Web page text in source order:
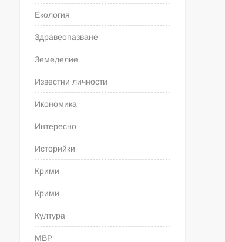
Екология
Здравеопазване
Земеделие
Известни личности
Икономика
Интересно
Историйки
Крими
Крими
Култура
МВР